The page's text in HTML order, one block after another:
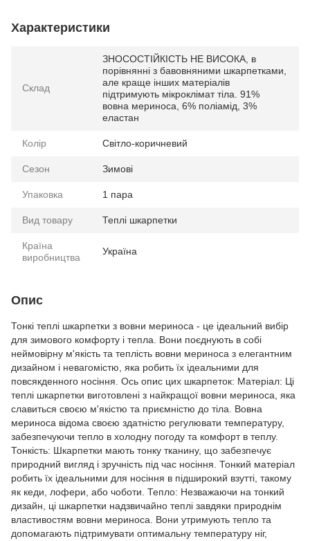
Характеристики
Склад
ЗНОСОСТІЙКІСТЬ НЕ ВИСОКА, в
порівнянні з бавовняними шкарпетками,
але краще інших матеріалів
підтримують мікроклімат тіла. 91%
вовна мериноса, 6% поліамід, 3%
еластан
Колір Світло-коричневий
Сезон Зимові
Упаковка 1 пара
Вид товару Теплі шкарпетки
Країна
виробництва
Україна
Опис
Тонкі теплі шкарпетки з вовни мериноса - це ідеальний вибір
для зимового комфорту і тепла. Вони поєднують в собі
неймовірну м'якість та теплість вовни мериноса з елегантним
дизайном і невагомістю, яка робить їх ідеальними для
повсякденного носіння. Ось опис цих шкарпеток: Матеріал: Ці
теплі шкарпетки виготовлені з найкращої вовни мериноса, яка
славиться своєю м'якістю та приємністю до тіла. Вовна
мериноса відома своєю здатністю регулювати температуру,
забезпечуючи тепло в холодну погоду та комфорт в теплу.
Тонкість: Шкарпетки мають тонку тканину, що забезпечує
природний вигляд і зручність під час носіння. Тонкий матеріал
робить їх ідеальними для носіння в підширокий взутті, такому
як кеди, лофери, або чоботи. Тепло: Незважаючи на тонкий
дизайн, ці шкарпетки надзвичайно теплі завдяки природнім
властивостям вовни мериноса. Вони утримують тепло та
допомагають підтримувати оптимальну температуру ніг,